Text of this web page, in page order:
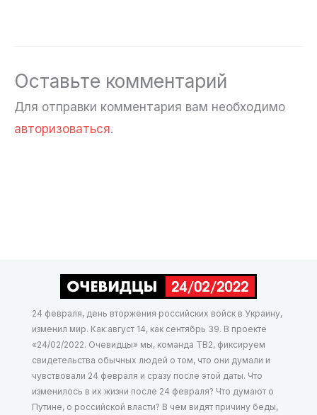
Оставьте комментарий
Для отправки комментария вам необходимо
авторизоваться.
24 февраля, день вторжения российских войск в Украину,
изменил мир. Как август 14, как сентябрь 39. В проекте
«24/02/2022. Очевидцы» мы, команда ТВ2, фиксируем
свидетельства обычных людей о том, что они думали и
чувствовали 24 февраля и сразу после этой даты. Что
изменилось в их жизни после 24 февраля? Что думают о
Путине, о российской власти? В чем видят причину беды,